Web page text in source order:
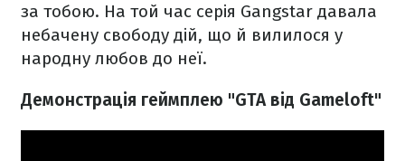
за тобою. На той час серія Gangstar давала
небачену свободу дій, що й вилилося у
народну любов до неї.
Демонстрація геймплею "GTA від Gameloft"